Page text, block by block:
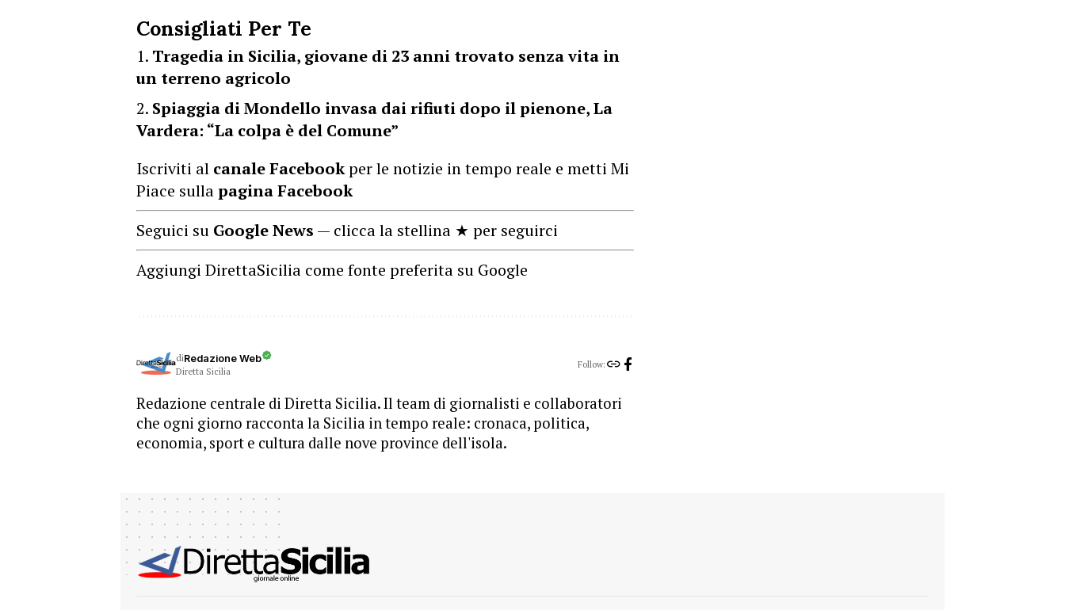
Consigliati Per Te
Tragedia in Sicilia, giovane di 23 anni trovato senza vita in
un terreno agricolo
Spiaggia di Mondello invasa dai rifiuti dopo il pienone, La
Vardera: “La colpa è del Comune”
Iscriviti al canale Facebookper le notizie in tempo reale e metti Mi
Piace sullapagina Facebook
Seguici su Google News — clicca la stellina ★ per seguirci
Aggiungi DirettaSicilia come fonte preferita su Google
diRedazione Web
Diretta Sicilia
Follow:
Redazione centrale di Diretta Sicilia. Il team di giornalisti e collaboratori
che ogni giorno racconta la Sicilia in tempo reale: cronaca, politica,
economia, sport e cultura dalle nove province dell'isola.